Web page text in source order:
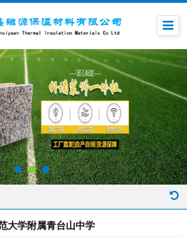
大学附属青台山中学